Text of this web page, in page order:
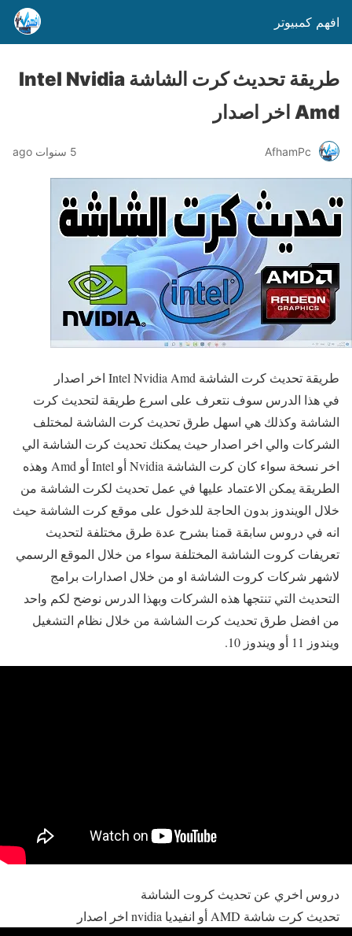
افهم كمبيوتر
طريقة تحديث كرت الشاشة Intel Nvidia
Amd اخر اصدار
AfhamPc 5 سنوات ago
طريقة تحديث كرت الشاشة Intel Nvidia Amd اخر اصدار
في هذا الدرس سوف نتعرف على اسرع طريقة لتحديث كرت
الشاشة وكذلك هي اسهل طرق تحديث كرت الشاشة لمختلف
الشركات والي اخر اصدار حيث يمكنك تحديث كرت الشاشة الي
اخر نسخة سواء كان كرت الشاشة Nvidia أو Intel أو Amd وهذه
الطريقة يمكن الاعتماد عليها في عمل تحديث لكرت الشاشة من
خلال الويندوز بدون الحاجة للدخول على موقع كرت الشاشة حيث
انه في دروس سابقة قمنا بشرح عدة طرق مختلفة لتحديث
تعريفات كروت الشاشة المختلفة سواء من خلال الموقع الرسمي
لاشهر شركات كروت الشاشة او من خلال اصدارات برامج
التحديث التي تنتجها هذه الشركات وبهذا الدرس نوضح لكم واحد
من افضل طرق تحديث كرت الشاشة من خلال نظام التشغيل
ويندوز 11 أو ويندوز 10.
دروس اخري عن تحديث كروت الشاشة
تحديث كرت شاشة AMD أو انفيديا nvidia اخر اصدار